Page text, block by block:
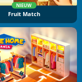
NIEUW
Fruit Match